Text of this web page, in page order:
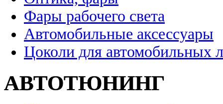
Фары рабочего света
Автомобильные аксессуары
Цоколи для автомобильных
АВТОТЮНИНГ